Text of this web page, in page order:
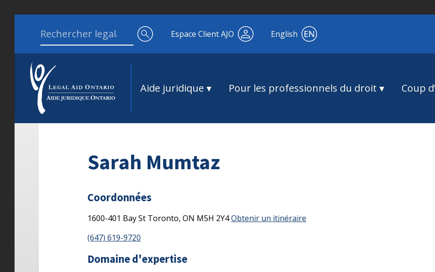
Search for:
Espace Client AJO English
Aide juridique Pour les professionnels du droit Coup
Sarah Mumtaz
Coordonnées
1600-401 Bay St Toronto, ON M5H 2Y4Obtenir un itinéraire
(647) 619-9720
Domaine d'expertise